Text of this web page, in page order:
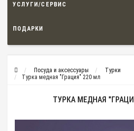
УСЛУГИ/СЕРВИС
ПОДАРКИ
Посуда и аксессуары
Турки
Турка медная "Грация" 220 мл
ТУРКА МЕДНАЯ